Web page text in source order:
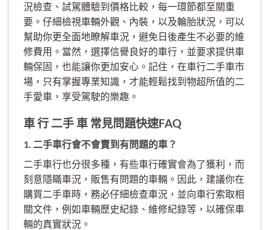
況檢查、試駕體驗到價格比較，每一環節都至關重
要。仔細檢視車輛外觀、內裝，以及輪胎狀況，可以
幫助你更全面地瞭解車況，避免日後產生不必要的維
修費用。當然，選擇信譽良好的車行，並要求提供車
輛保固，也能讓你更加安心。記住，在車行二手車市
場，只有掌握專業知識，才能輕鬆找到物超所值的二
手愛車，享受駕駛的樂趣。
車 行 二手 車 常見問題快速FAQ
1. 二手車行會不會賣到有問題的車？
二手車行也分很多種，有些車行確實會為了獲利，而
刻意隱瞞車況，販售有問題的車輛。因此，建議你在
購買二手車時，務必仔細檢查車況，並向車行索取相
關文件，例如車輛歷史紀錄、維修紀錄等，以確保車
輛的真實狀況。